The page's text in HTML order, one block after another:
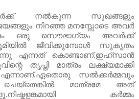
നൽകുന്ന
സുഖങ്ങളും
നിറഞ്ഞ മനസ്സോടെ അവർ
ഒരു സൌഭാഗ്യം
അവർക്ക്
ജീവിക്കുമ്പോൾ
സുകൃതം
എന്നത് കൊണ്ടാണ്.ഇഹ്സാൻ
തൃപ്തി മാത്രം
ലക്ഷ്യമാക്കി
എന്നാണ്.ഏതൊരു
സൽക്കർമ്മവും
ചെയ്തെങ്കിൽ മാത്രമേ
അത്
.നിഷ്കളങ്കമായി
കർമ്മം